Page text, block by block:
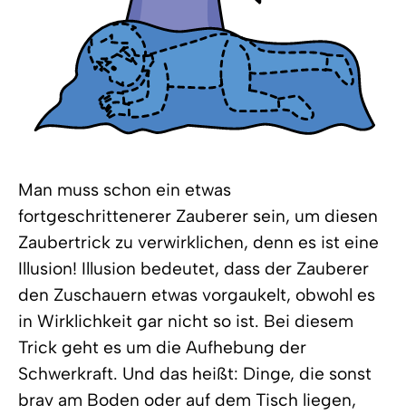
Man muss schon ein etwas
fortgeschrittenerer Zauberer sein, um diesen
Zaubertrick zu verwirklichen, denn es ist eine
Illusion! Illusion bedeutet, dass der Zauberer
den Zuschauern etwas vorgaukelt, obwohl es
in Wirklichkeit gar nicht so ist. Bei diesem
Trick geht es um die Aufhebung der
Schwerkraft. Und das heißt: Dinge, die sonst
brav am Boden oder auf dem Tisch liegen,